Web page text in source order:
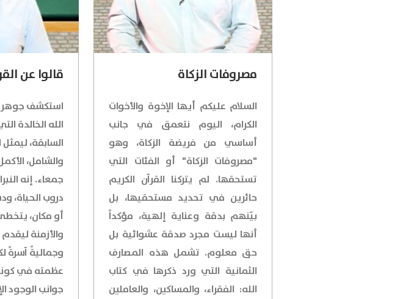
مصروفات الزكاة
السلام عليكم أيها الإخوة والأخوات
الكرام، اليوم نتعمق في جانب
أساسي من فريضة الزكاة، وهو
"مصروفات الزكاة" أو الفئات التي
تستحقها. لم يتركنا القرآن الكريم
حائرين في تحديد مستحقيها، بل
بيّنهم بدقة وعناية إلهية، مؤكداً
أنها ليست مجرد صدقة عشوائية بل
حق معلوم. تشمل هذه المصارف
الثمانية التي ورد ذكرها في كتاب
الله: الفقراء، والمساكين، والعاملين
قالوا عن
استكشف جوهر
الله الخالدة
السابقة،
والشامل،
جمعاء. إنه
دروب الحياة،
أو مكان،
والأزمنة
وجماليةً آسرةً
عظمته في
جوانب الوجود